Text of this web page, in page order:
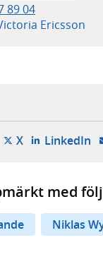
89 04
Ericsson
i ny flik,
X- öppnas i ny
LinkedIn-
med
Niklas